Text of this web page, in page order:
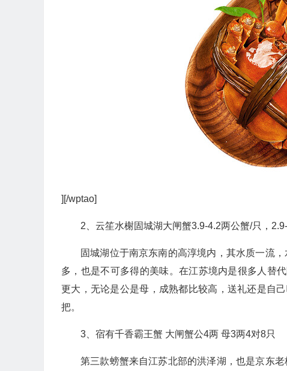
][/wptao]
2、云笙水榭固城湖大闸蟹3.9-4.2两公蟹/只，
固城湖位于南京东南的高淳境内，其水质一流
多，也是不可多得的美味。在江苏境内是很多人替
更大，无论是公是母，成熟都比较高，送礼还是自
把。
3、宿有千香霸王蟹 大闸蟹公4两 母3两4对8只
第三款螃蟹来自江苏北部的洪泽湖，也是京东